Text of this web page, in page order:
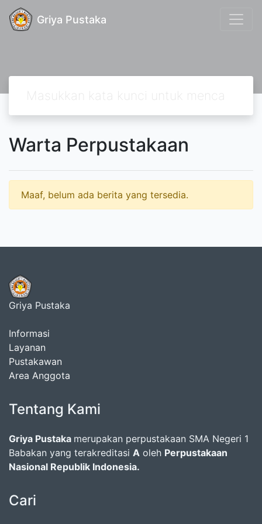
Griya Pustaka
Warta Perpustakaan
Maaf, belum ada berita yang tersedia.
Griya Pustaka
Informasi
Layanan
Pustakawan
Area Anggota
Tentang Kami
Griya Pustaka merupakan perpustakaan SMA Negeri 1
Babakan yang terakreditasi A oleh Perpustakaan
Nasional Republik Indonesia.
Cari